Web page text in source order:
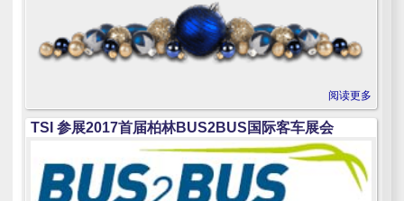
阅读更多
TSI 参展2017首届柏林BUS2BUS国际客车展会